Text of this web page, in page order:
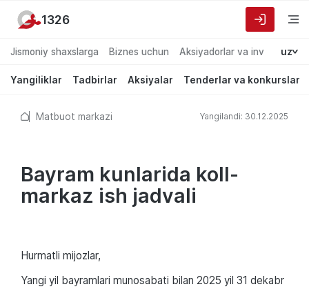
Jismoniy shaxslarga Biznes uchun Aksiyadorlar va investorlarga
uz
Yangiliklar Tadbirlar Aksiyalar Tenderlar va konkurslar
1326
Matbuot markazi Yangilandi: 30.12.2025
Bayram kunlarida koll-
markaz ish jadvali
Hurmatli mijozlar,
Yangi yil bayramlari munosabati bilan 2025 yil 31 dekabr